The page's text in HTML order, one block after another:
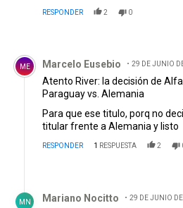
RESPONDER 2 0
Comentario de Marcelo Eusebio.
ME Marcelo Eusebio 29 DE JUNIO
Atento River: la decisión de
Paraguay vs. Alemania
Para que ese titulo, porq no
titular frente a Alemania y listo
RESPONDER 1 RESPUESTA 2
MN Mariano Nocitto
29 DE JUNIO